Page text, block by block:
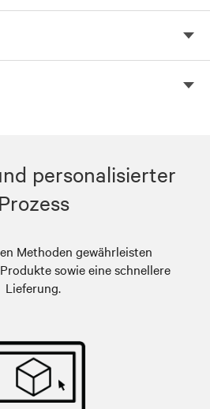
personalisierter
Prozess
Methoden gewährleisten
sowie eine schnellere
Lieferung.